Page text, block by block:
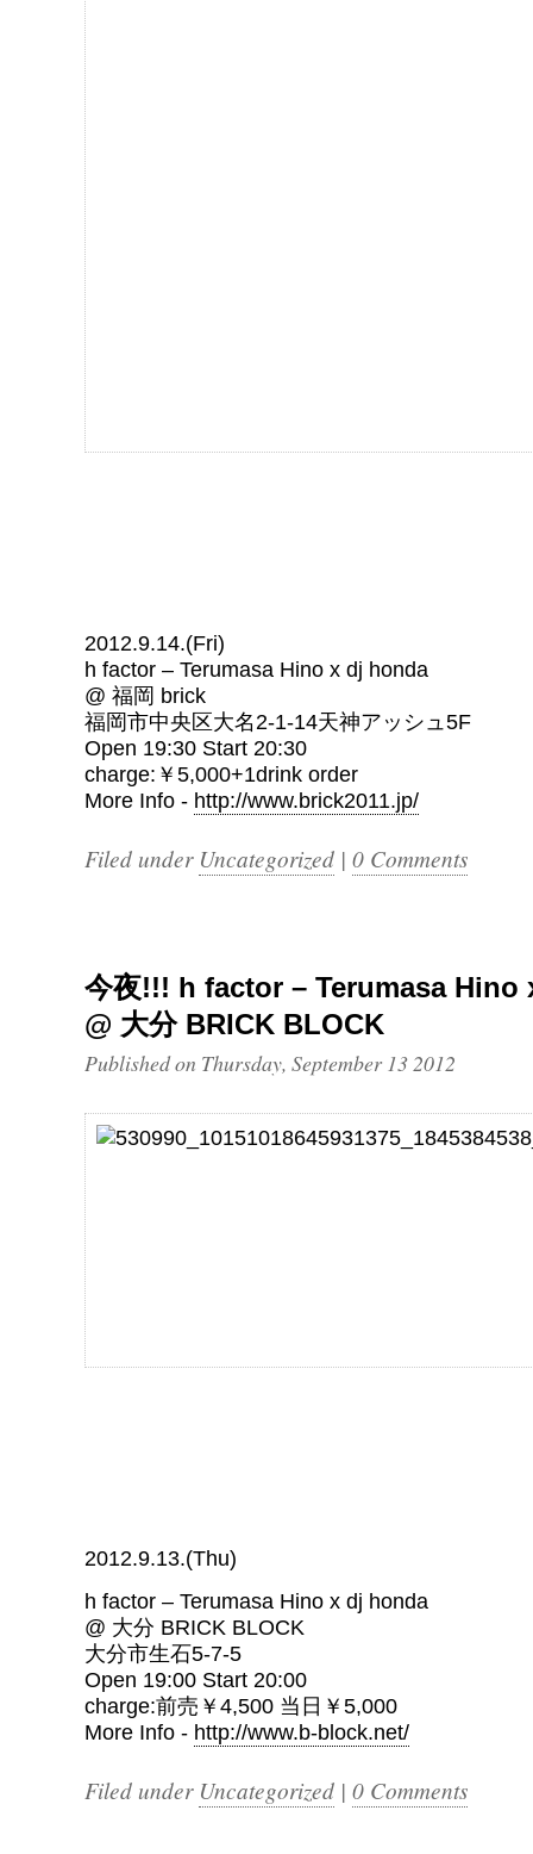
2012.9.14.(Fri)
h factor – Terumasa Hino x dj honda
@ 福岡 brick
福岡市中央区大名2-1-14天神アッシュ5F
Open 19:30 Start 20:30
charge:￥5,000+1drink order
More Info - http://www.brick2011.jp/
Filed under Uncategorized | 0 Comments
今夜!!! h factor – Terumasa Hino
@ 大分 BRICK BLOCK
Published on Thursday, September 13 2012
2012.9.13.(Thu)
h factor – Terumasa Hino x dj honda
@ 大分 BRICK BLOCK
大分市生石5-7-5
Open 19:00 Start 20:00
charge:前売￥4,500 当日￥5,000
More Info - http://www.b-block.net/
Filed under Uncategorized | 0 Comments